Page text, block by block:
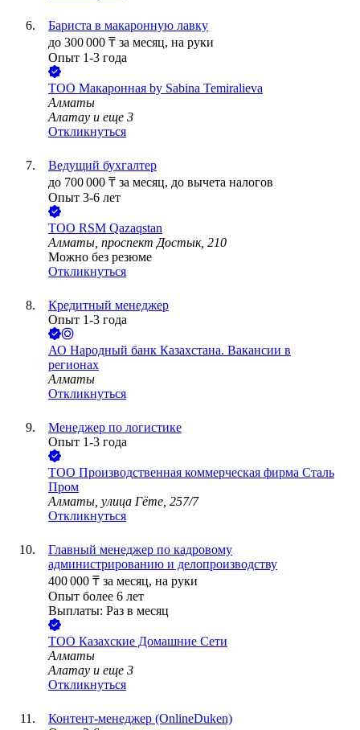
Бариста в макаронную лавку
до 300 000 ₸ за месяц, на руки
Опыт 1-3 года
ТОО Макаронная by Sabina Temiralieva
Алматы
Алатау и еще 3
Откликнуться
Ведущий бухгалтер
до 700 000 ₸ за месяц, до вычета налогов
Опыт 3-6 лет
ТОО RSM Qazaqstan
Алматы, проспект Достык, 210
Можно без резюме
Откликнуться
Кредитный менеджер
Опыт 1-3 года
АО Народный банк Казахстана. Вакансии в
регионах
Алматы
Откликнуться
Менеджер по логистике
Опыт 1-3 года
ТОО Производственная коммерческая фирма Сталь
Пром
Алматы, улица Гёте, 257/7
Откликнуться
Главный менеджер по кадровому
администрированию и делопроизводству
400 000 ₸ за месяц, на руки
Опыт более 6 лет
Выплаты: Раз в месяц
ТОО Казахские Домашние Сети
Алматы
Алатау и еще 3
Откликнуться
Контент-менеджер (OnlineDuken)